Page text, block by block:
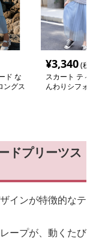
ド な
ングス
¥3,340(税
スカート ティ
んわりシフォ
ドプリーツス
インが特徴的なテ
ープが、動くたび